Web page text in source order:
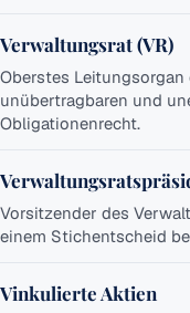
Verwaltungsrat (VR)
Oberstes
unübertragbaren und
Obligationenrecht.
Vorsitzender des
einem Stichentscheid
Vinkulierte Aktien